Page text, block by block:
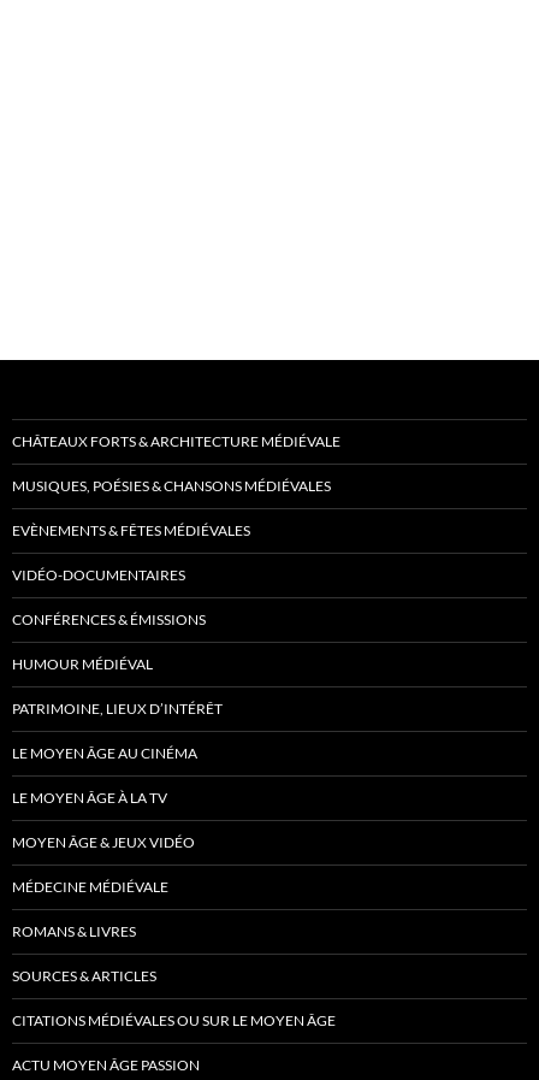
CHÂTEAUX FORTS & ARCHITECTURE MÉDIÉVALE
MUSIQUES, POÉSIES & CHANSONS MÉDIÉVALES
EVÈNEMENTS & FÊTES MÉDIÉVALES
VIDÉO-DOCUMENTAIRES
CONFÉRENCES & ÉMISSIONS
HUMOUR MÉDIÉVAL
PATRIMOINE, LIEUX D’INTÉRÊT
LE MOYEN ÂGE AU CINÉMA
LE MOYEN ÂGE À LA TV
MOYEN ÂGE & JEUX VIDÉO
MÉDECINE MÉDIÉVALE
ROMANS & LIVRES
SOURCES & ARTICLES
CITATIONS MÉDIÉVALES OU SUR LE MOYEN ÂGE
ACTU MOYEN ÂGE PASSION